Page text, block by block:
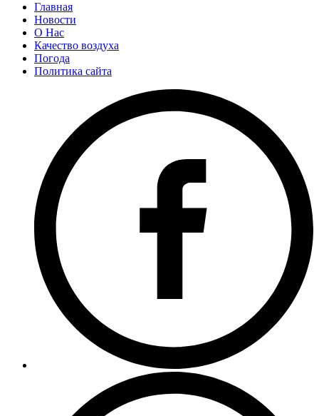
Главная
Новости
О Нас
Качество воздуха
Погода
Политика сайта